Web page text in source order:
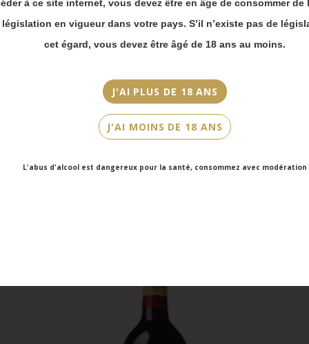
à ce site internet, vous devez être en âge de consommer de
législation en vigueur dans votre pays. S’il n’existe pas de
cet égard, vous devez être âgé de 18 ans au moins.
J'AI PLUS DE 18 ANS
J'AI MOINS DE 18 ANS
L'abus d'alcool est dangereux pour la santé, consommez avec modération
Cabernet Sauvignon, Merlot, Cabernet Franc
Cuvée/Climat
Merci de bien
prendre en compte :
Les envois
partir du 31 août.
Les commandes
en click-and-
collect (cave
Faubourg Saint-
Victor Hugo)